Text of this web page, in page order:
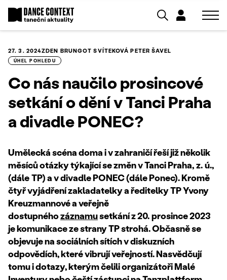
27. 3. 2024ZDEN BRUNGOT SVÍTEKOVÁ PETER ŠAVEL
ÚHEL POHLEDU
Co nás naučilo prosincové
setkání o dění v Tanci Praha
a divadle PONEC?
Umělecká scéna doma i v zahraničí řeší již několik
měsíců otázky týkající se změn v Tanci Praha,z.ú.,
(dáleTP) a v divadle PONEC (dále Ponec). Kromě
čtyř vyjádření zakladatelky a ředitelky TP Yvony
Kreuzmannové a veřejně
dostupnéhozáznamusetkání z 20.prosince 2023
je komunikace ze strany TP strohá. Občasně se
objevuje na sociálních sítích v diskuzních
odpovědích, které vibrují veřejností. Nasvědčují
tomu idotazy, kterým čelili organizátoři Malé